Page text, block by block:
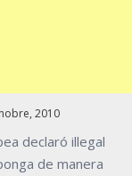
2010
declaró illegal
de manera